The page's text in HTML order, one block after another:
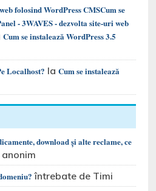
folosind WordPress CMSCum se
- 3WAVES - dezvolta site-uri web
Cum se instalează WordPress 3.5
Localhost? laCum se instalează
download și alte reclame, ce
întrebate de Timi